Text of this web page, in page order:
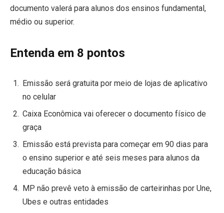
documento valerá para alunos dos ensinos fundamental,
médio ou superior.
Entenda em 8 pontos
Emissão será gratuita por meio de lojas de aplicativo
no celular
Caixa Econômica vai oferecer o documento físico de
graça
Emissão está prevista para começar em 90 dias para
o ensino superior e até seis meses para alunos da
educação básica
MP não prevê veto à emissão de carteirinhas por Une,
Ubes e outras entidades